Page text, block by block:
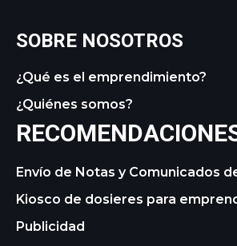
SOBRE NOSOTROS
¿Qué es el emprendimiento?
¿Quiénes somos?
Envío de Notas y Comunicados
Kiosco de dosieres para
Publicidad